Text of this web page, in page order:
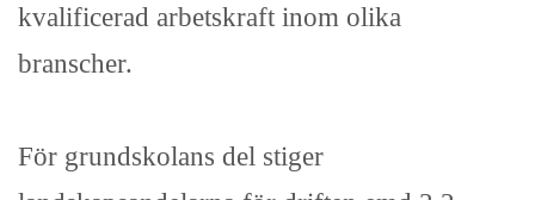
kvalificerad arbetskraft inom olika
branscher.
För grundskolans del stiger